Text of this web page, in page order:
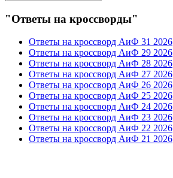
"Ответы на кроссворды"
Ответы на кроссворд АиФ 31 2026
Ответы на кроссворд АиФ 29 2026
Ответы на кроссворд АиФ 28 2026
Ответы на кроссворд АиФ 27 2026
Ответы на кроссворд АиФ 26 2026
Ответы на кроссворд АиФ 25 2026
Ответы на кроссворд АиФ 24 2026
Ответы на кроссворд АиФ 23 2026
Ответы на кроссворд АиФ 22 2026
Ответы на кроссворд АиФ 21 2026